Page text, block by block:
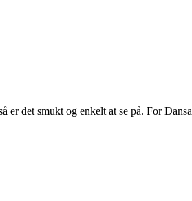
er det smukt og enkelt at se på. For